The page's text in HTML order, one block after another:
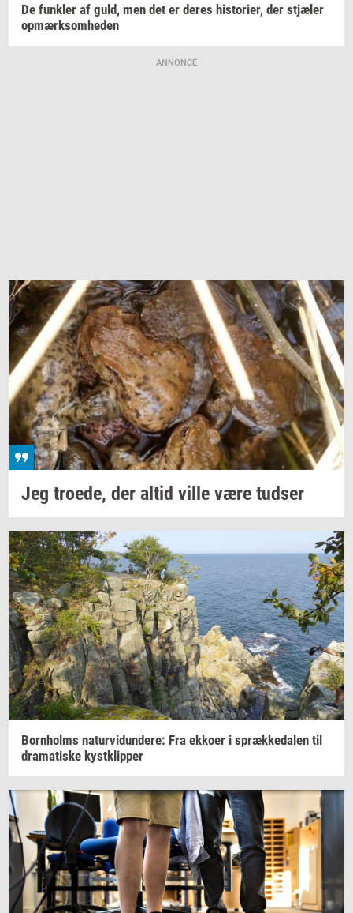
De funk­ler af guld, men det er deres hi­sto­ri­er, der stjæ­ler
op­mærk­som­he­den
ANNONCE
Jeg tro­e­de, der altid ville være tud­ser
Born­holms na­tur­vi­dun­de­re: Fra ek­ko­er i spræk­ke­da­len til
dra­ma­ti­ske kyst­klip­per